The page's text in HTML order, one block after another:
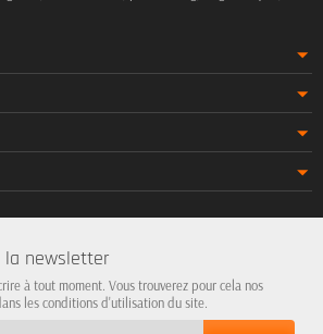
la newsletter
à tout moment. Vous trouverez pour cela nos
les conditions d'utilisation du site.